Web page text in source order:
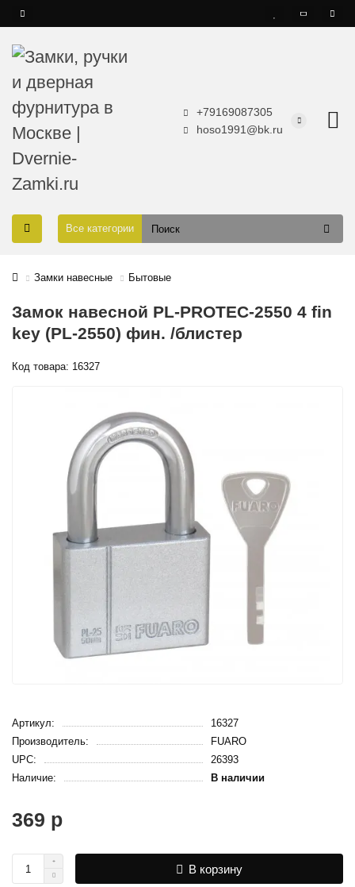
+79169087305
hoso1991@bk.ru
Все категории
Замки навесные Бытовые
Замок навесной PL-PROTEC-2550 4 fin
key (PL-2550) фин. /блистер
Код товара: 16327
Артикул:
16327
Производитель:
FUARO
UPC:
26393
Наличие:
В наличии
369 р
В корзину